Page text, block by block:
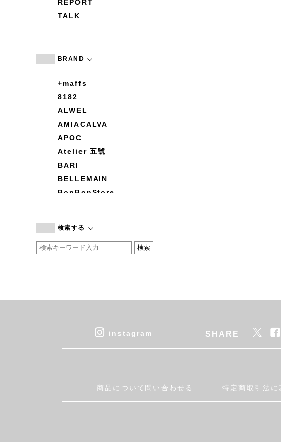
REPORT
TALK
BRAND
+maffs
8182
ALWEL
AMIACALVA
APOC
Atelier 五號
BARI
BELLEMAIN
BonBonStore
by basics
CATWORTH
cohan
DEAN & DELUCA
Fatima Morocco
検索する
instagram SHARE
商品について問い合わせる 特定商取引法に